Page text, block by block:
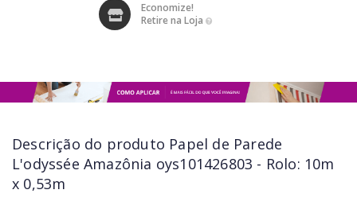
Economize!
Retire na Loja
Descrição do produto Papel de Parede
L'odyssée Amazônia oys101426803 - Rolo: 10m
x 0,53m